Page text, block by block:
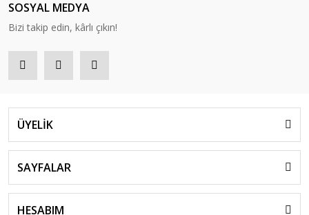
SOSYAL MEDYA
Bizi takip edin, kârlı çıkın!
ÜYELİK
SAYFALAR
HESABIM